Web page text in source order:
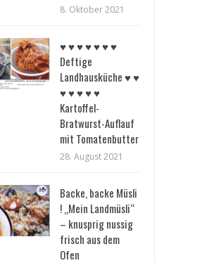
8. Oktober 2021
♥︎ ♥︎ ♥︎ ♥︎ ♥︎ ♥︎ ♥︎
Deftige
Landhausküche ♥︎ ♥︎
♥︎ ♥︎ ♥︎ ♥︎ ♥︎
Kartoffel-
Bratwurst-Auflauf
mit Tomatenbutter
28. August 2021
Backe, backe Müsli
! „Mein Landmüsli“
– knusprig nussig
frisch aus dem
Ofen